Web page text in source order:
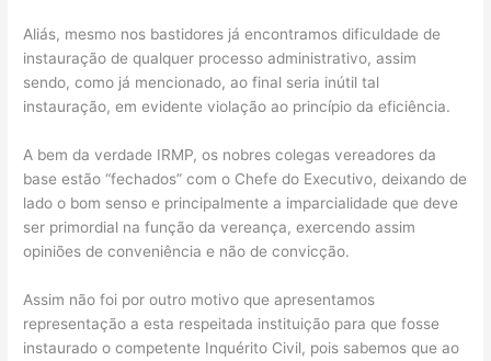
Aliás, mesmo nos bastidores já encontramos dificuldade de
instauração de qualquer processo administrativo, assim
sendo, como já mencionado, ao final seria inútil tal
instauração, em evidente violação ao princípio da eficiência.
A bem da verdade IRMP, os nobres colegas vereadores da
base estão “fechados” com o Chefe do Executivo, deixando de
lado o bom senso e principalmente a imparcialidade que deve
ser primordial na função da vereança, exercendo assim
opiniões de conveniência e não de convicção.
Assim não foi por outro motivo que apresentamos
representação a esta respeitada instituição para que fosse
instaurado o competente Inquérito Civil, pois sabemos que ao